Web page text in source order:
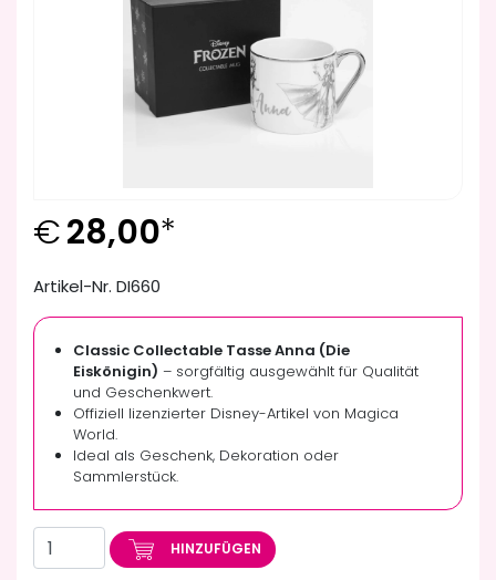
€28,00*
Artikel-Nr. DI660
Classic Collectable Tasse Anna (Die
Eiskönigin) – sorgfältig ausgewählt für Qualität
und Geschenkwert.
Offiziell lizenzierter Disney-Artikel von Magica
World.
Ideal als Geschenk, Dekoration oder
Sammlerstück.
HINZUFÜGEN